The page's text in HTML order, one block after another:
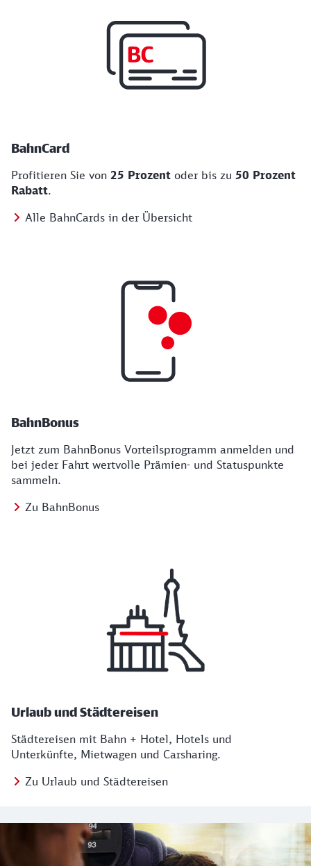
BahnCard
Profitieren Sie von 25 Prozent oder bis zu 50 Prozent
Rabatt.
Alle BahnCards in der Übersicht
BahnBonus
Jetzt zum BahnBonus Vorteilsprogramm anmelden und
bei jeder Fahrt wertvolle Prämien- und Statuspunkte
sammeln.
Zu BahnBonus
Urlaub und Städtereisen
Städtereisen mit Bahn + Hotel, Hotels und
Unterkünfte, Mietwagen und Carsharing.
Zu Urlaub und Städtereisen
Regionales Angebot